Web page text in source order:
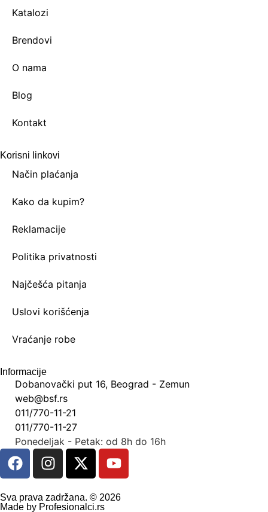
Katalozi
Brendovi
O nama
Blog
Kontakt
Korisni linkovi
Način plaćanja
Kako da kupim?
Reklamacije
Politika privatnosti
Najčešća pitanja
Uslovi korišćenja
Vraćanje robe
Informacije
Dobanovački put 16, Beograd - Zemun
web@bsf.rs
011/770-11-21
011/770-11-27
Ponedeljak - Petak: od 8h do 16h
Sva prava zadržana. © 2026
Made by Profesionalci.rs